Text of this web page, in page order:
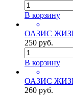
В корзину
ОАЗИС
250 руб.
В корзину
ОАЗИС
260 руб.